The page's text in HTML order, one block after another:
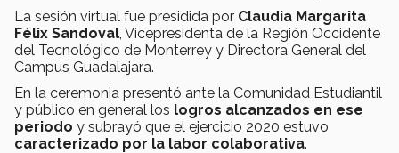
La sesión virtual fue presidida por Claudia Margarita
Félix Sandoval , Vicepresidenta de la Región Occidente
del Tecnológico de Monterrey y Directora General del
Campus Guadalajara.
En la ceremonia presentó ante la Comunidad Estudiantil
y público en general los logros alcanzados en ese
periodo y subrayó que el ejercicio 2020 estuvo
caracterizado por la labor colaborativa.